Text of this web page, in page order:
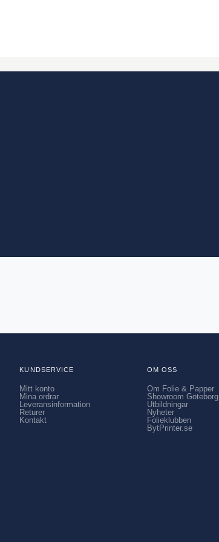
KUNDSERVICE
Mitt konto
Mina ordrar
Leveransinformation
Returer
Kontakt
OM OSS
Om Folie & Papper
Showroom Göteborg
Utbildningar
Nyheter
Folieklubben
BytPrinter.se